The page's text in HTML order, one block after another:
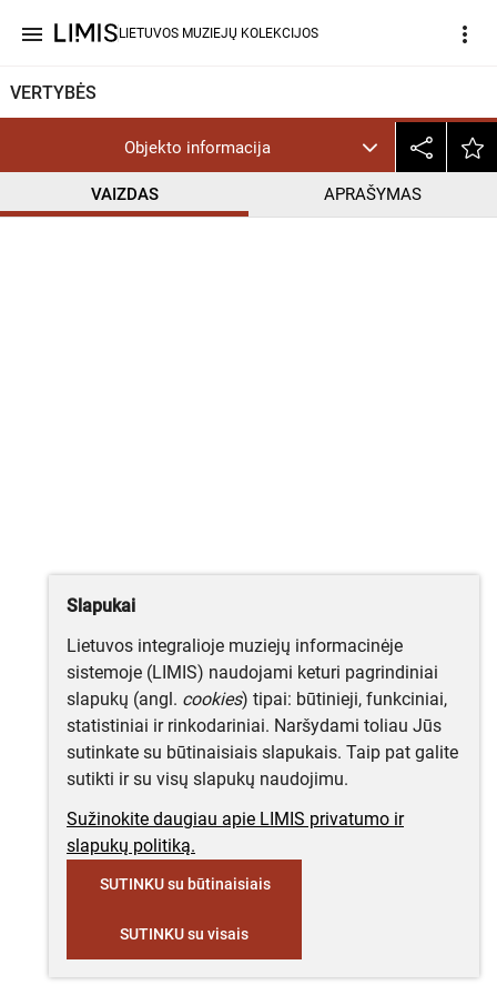
menu LIETUVOS MUZIEJŲ KOLEKCIJOS more_vert
VERTYBĖS
Objekto informacija
VAIZDAS APRAŠYMAS
Slapukai
Lietuvos integralioje muziejų informacinėje
sistemoje (LIMIS) naudojami keturi pagrindiniai
slapukų (angl. cookies) tipai: būtinieji, funkciniai,
statistiniai ir rinkodariniai. Naršydami toliau Jūs
sutinkate su būtinaisiais slapukais. Taip pat galite
sutikti ir su visų slapukų naudojimu.
Sužinokite daugiau apie LIMIS privatumo ir
slapukų politiką.
SUTINKU su būtinaisiais
SUTINKU su visais